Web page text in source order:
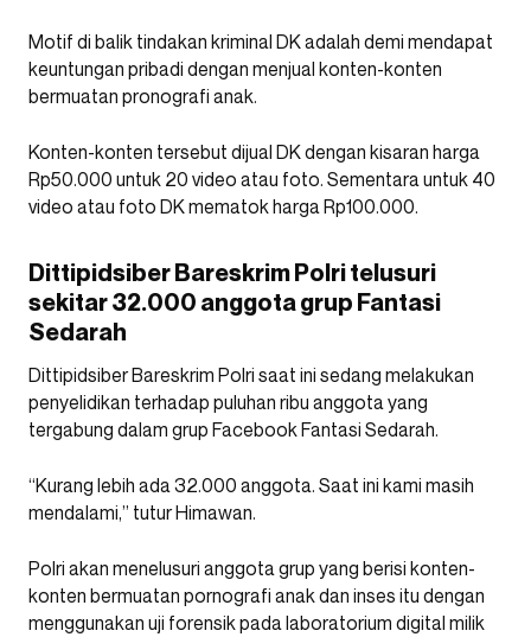
Motif di balik tindakan kriminal DK adalah demi mendapat
keuntungan pribadi dengan menjual konten-konten
bermuatan pronografi anak.
Konten-konten tersebut dijual DK dengan kisaran harga
Rp50.000 untuk 20 video atau foto. Sementara untuk 40
video atau foto DK mematok harga Rp100.000.
Dittipidsiber Bareskrim Polri telusuri
sekitar 32.000 anggota grup Fantasi
Sedarah
Dittipidsiber Bareskrim Polri saat ini sedang melakukan
penyelidikan terhadap puluhan ribu anggota yang
tergabung dalam grup Facebook Fantasi Sedarah.
“Kurang lebih ada 32.000 anggota. Saat ini kami masih
mendalami,” tutur Himawan.
Polri akan menelusuri anggota grup yang berisi konten-
konten bermuatan pornografi anak dan inses itu dengan
menggunakan uji forensik pada laboratorium digital milik